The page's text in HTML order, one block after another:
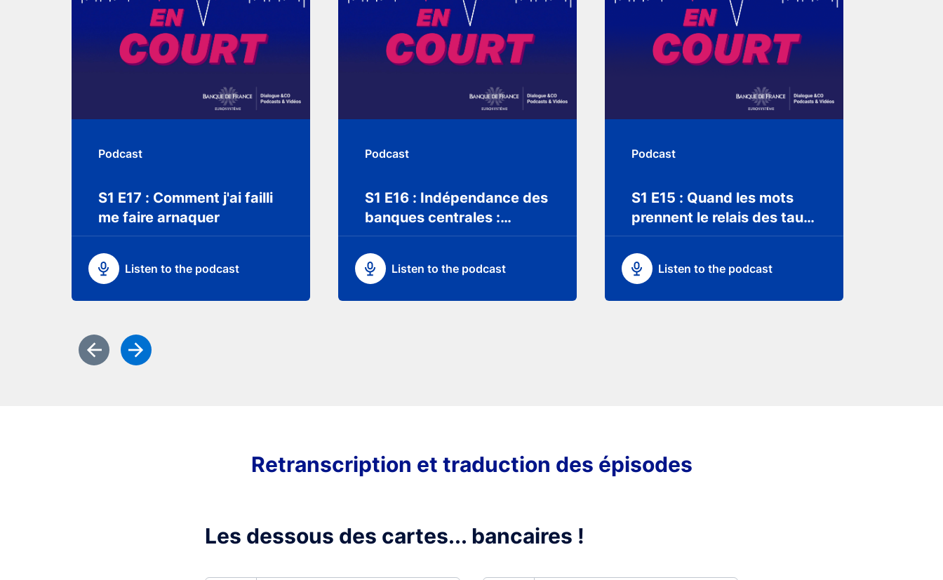
Podcast
S1 E17 : Comment j'ai failli
me faire arnaquer
Listen to the podcast
Podcast
S1 E16 : Indépendance des
banques centrales :
pourquoi, pour quoi ?
Listen to the podcast
Podcast
S1 E15 : Quand les mots
prennent le relais des taux
: la forward guidance
Listen to the podcast
Previous slideNext slide
Retranscription et traduction des épisodes
Les dessous des cartes... bancaires !